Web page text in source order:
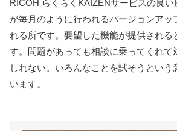
RICOH らくらくKAIZENサービスの良い
が毎月のように行われるバージョンアッ
れる所です。要望した機能が提供される
す。問題があっても相談に乗ってくれて
しれない。いろんなことを試そうという
います。